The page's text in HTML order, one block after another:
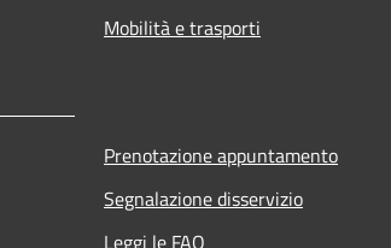
Mobilità e trasporti
Prenotazione appuntamento
Segnalazione disservizio
Leggi le FAQ